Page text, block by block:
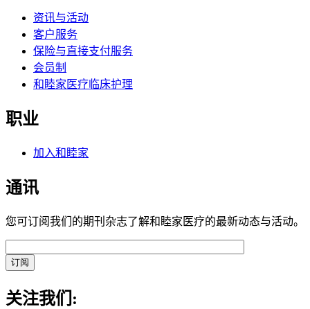
资讯与活动
客户服务
保险与直接支付服务
会员制
和睦家医疗临床护理
职业
加入和睦家
通讯
您可订阅我们的期刊杂志了解和睦家医疗的最新动态与活动。
关注我们: